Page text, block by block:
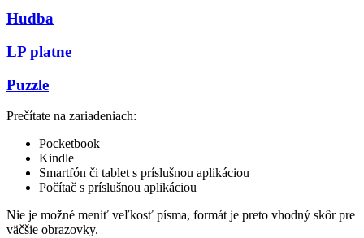
Hudba
LP platne
Puzzle
Prečítate na zariadeniach:
Pocketbook
Kindle
Smartfón či tablet s príslušnou aplikáciou
Počítač s príslušnou aplikáciou
Nie je možné meniť veľkosť písma, formát je preto vhodný skôr pre
väčšie obrazovky.